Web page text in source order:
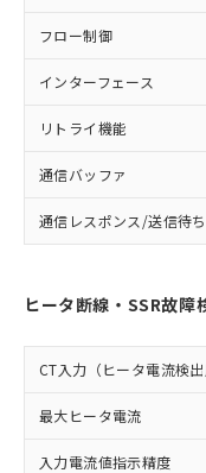
フロー制御
インターフェース
リトライ機能
通信バッファ
通信レスポンス/送信待
ヒータ断線・SSR故障
CT入力（ヒータ電流検出
最大ヒータ電流
入力電流値指示精度